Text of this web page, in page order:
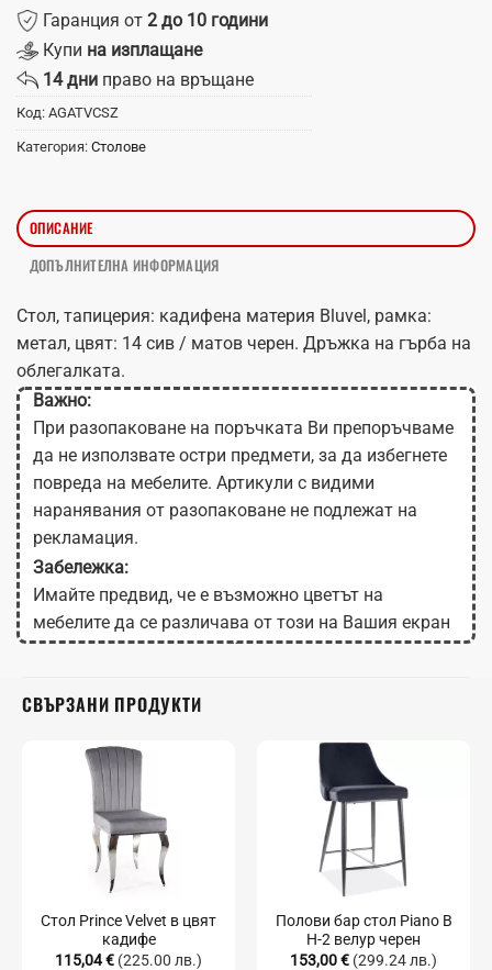
Гаранция от 2 до 10 години
Купи на изплащане
14 дни право на връщане
Код: AGATVCSZ
Категория: Столове
ОПИСАНИЕ
ДОПЪЛНИТЕЛНА ИНФОРМАЦИЯ
Стол, тапицерия: кадифена материя Bluvel, рамка:
метал, цвят: 14 сив / матов черен. Дръжка на гърба на
облегалката.
Важно:
При разопаковане на поръчката Ви препоръчваме
да не използвате остри предмети, за да избегнете
повреда на мебелите. Артикули с видими
наранявания от разопаковане не подлежат на
рекламация.
Забележка:
Имайте предвид, че е възможно цветът на
мебелите да се различава от този на Вашия екран
в зависимост от настройките на монитора.
СВЪРЗАНИ ПРОДУКТИ
Стол Prince Velvet в цвят
кадифе
115,04€ (225.00 лв.)
Полови бар стол Piano B
H-2 велур черен
153,00€ (299.24 лв.)